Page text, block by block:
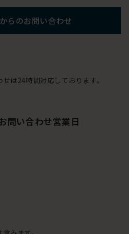
らのお問い合わせ
は24時間対応しております。
問い合わせ営業日